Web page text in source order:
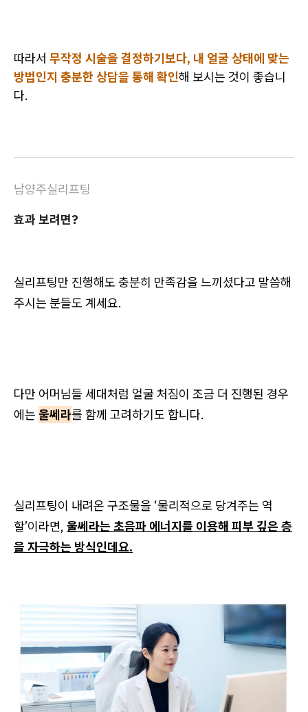
따라서 무작정 시술을 결정하기보다, 내 얼굴 상태에 맞는
방법인지 충분한 상담을 통해 확인해 보시는 것이 좋습니
다.
남양주실리프팅
효과 보려면?
실리프팅만 진행해도 충분히 만족감을 느끼셨다고 말씀해
주시는 분들도 계세요.
다만 어머님들 세대처럼 얼굴 처짐이 조금 더 진행된 경우
에는 울쎄라를 함께 고려하기도 합니다.
실리프팅이 내려온 구조물을 ‘물리적으로 당겨주는 역
할’이라면, 울쎄라는 초음파 에너지를 이용해 피부 깊은 층
을 자극하는 방식인데요.